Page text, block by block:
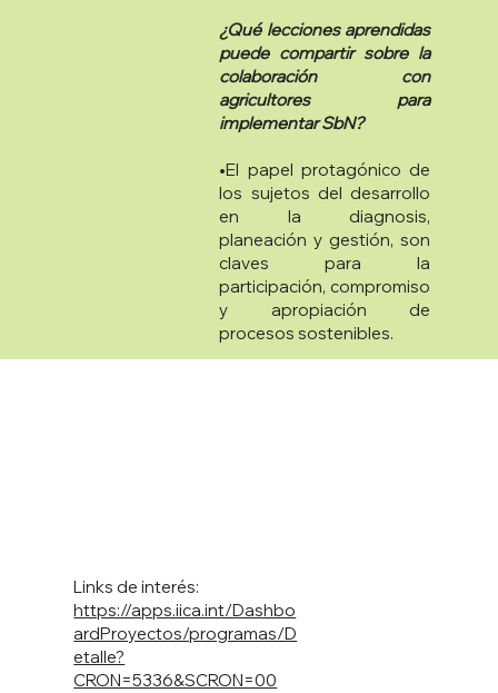
¿Qué lecciones aprendidas
puede compartir sobre la
colaboración con
agricultores para
implementar SbN?
•El papel protagónico de
los sujetos del desarrollo
en la diagnosis,
planeación y gestión, son
claves para la
participación, compromiso
y apropiación de
procesos sostenibles.
https://apps.iica.int/Dashbo
ardProyectos/programas/D
etalle?
CRON=5336&SCRON=00
Links de interés: